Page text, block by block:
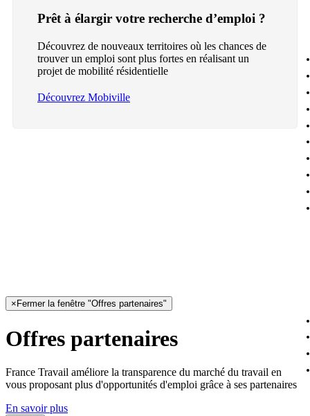
Prêt à élargir votre recherche d’emploi ?
Découvrez de nouveaux territoires où les chances de
trouver un emploi sont plus fortes en réalisant un
projet de mobilité résidentielle
Découvrez Mobiville
× Fermer la fenêtre "Offres partenaires"
Offres partenaires
France Travail améliore la transparence du marché du travail en
vous proposant plus d'opportunités d'emploi grâce à ses partenaires
En savoir plus